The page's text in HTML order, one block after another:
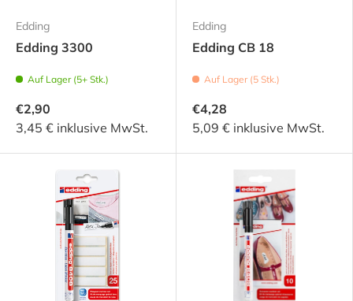
Edding
Edding 3300
Auf Lager (5+ Stk.)
€2,90
3,45 € inklusive MwSt.
Edding
Edding CB 18
Auf Lager (5 Stk.)
€4,28
5,09 € inklusive MwSt.